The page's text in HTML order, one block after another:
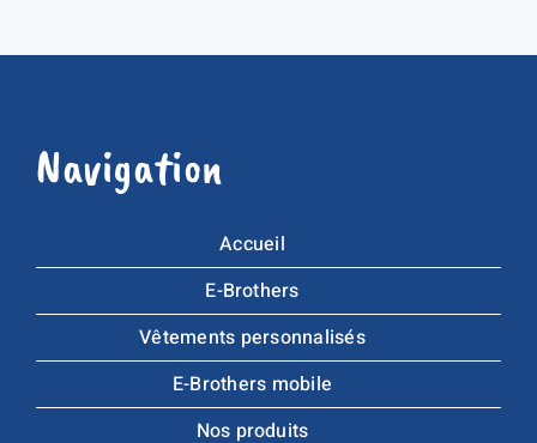
Navigation
Accueil
E-Brothers
Vêtements personnalisés
E-Brothers mobile
Nos produits